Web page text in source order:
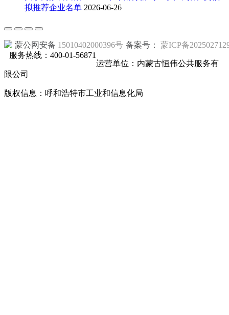
拟推荐企业名单 2026-06-26
蒙公网安备 15010402000396号 备案号：
蒙ICP备
服务热线：400-01-56871
运营单位：内蒙古恒伟公共服务有
限公司
版权信息：呼和浩特市工业和信息化局